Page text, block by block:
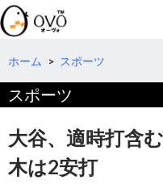
検
索
コ
テ
へ
動
ホーム > スポーツ
スポーツ
大谷、適時打含
木は2安打